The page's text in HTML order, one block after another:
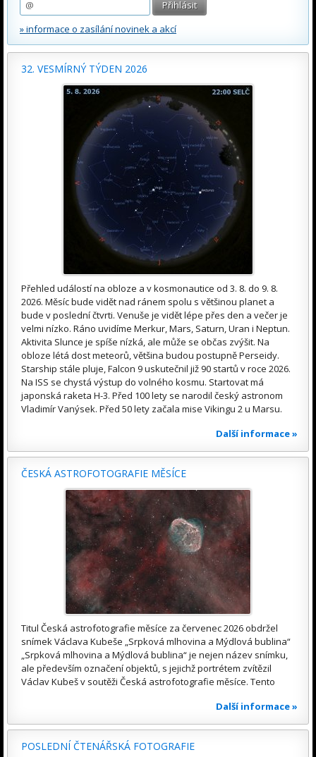
» informace o zasílání novinek a akcí
32. VESMÍRNÝ TÝDEN 2026
Přehled událostí na obloze a v kosmonautice od 3. 8. do 9. 8.
2026. Měsíc bude vidět nad ránem spolu s většinou planet a
bude v poslední čtvrti. Venuše je vidět lépe přes den a večer je
velmi nízko. Ráno uvidíme Merkur, Mars, Saturn, Uran i Neptun.
Aktivita Slunce je spíše nízká, ale může se občas zvýšit. Na
obloze létá dost meteorů, většina budou postupně Perseidy.
Starship stále pluje, Falcon 9 uskutečnil již 90 startů v roce 2026.
Na ISS se chystá výstup do volného kosmu. Startovat má
japonská raketa H-3. Před 100 lety se narodil český astronom
Vladimír Vanýsek. Před 50 lety začala mise Vikingu 2 u Marsu.
Další informace »
ČESKÁ ASTROFOTOGRAFIE MĚSÍCE
Titul Česká astrofotografie měsíce za červenec 2026 obdržel
snímek Václava Kubeše „Srpková mlhovina a Mýdlová bublina“
„Srpková mlhovina a Mýdlová bublina“ je nejen název snímku,
ale především označení objektů, s jejichž portrétem zvítězil
Václav Kubeš v soutěži Česká astrofotografie měsíce. Tento
Další informace »
POSLEDNÍ ČTENÁŘSKÁ FOTOGRAFIE